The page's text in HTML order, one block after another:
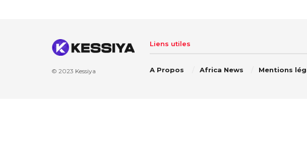
© 2023 Kessiya
Liens utiles
A Propos Africa News Mentions